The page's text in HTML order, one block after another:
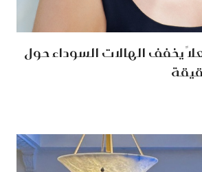
يخفف الهالات السوداء حول